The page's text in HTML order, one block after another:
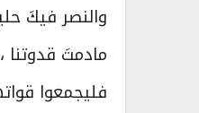
والنصر فيكَ
مادمتَ قدوتنا
فليجمعوا